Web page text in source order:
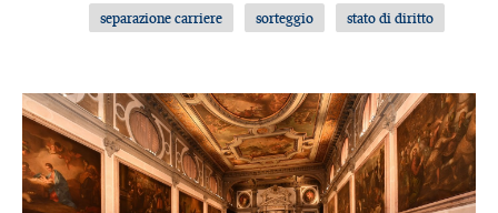
separazione carriere
sorteggio stato di diritto